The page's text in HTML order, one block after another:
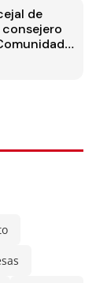
de